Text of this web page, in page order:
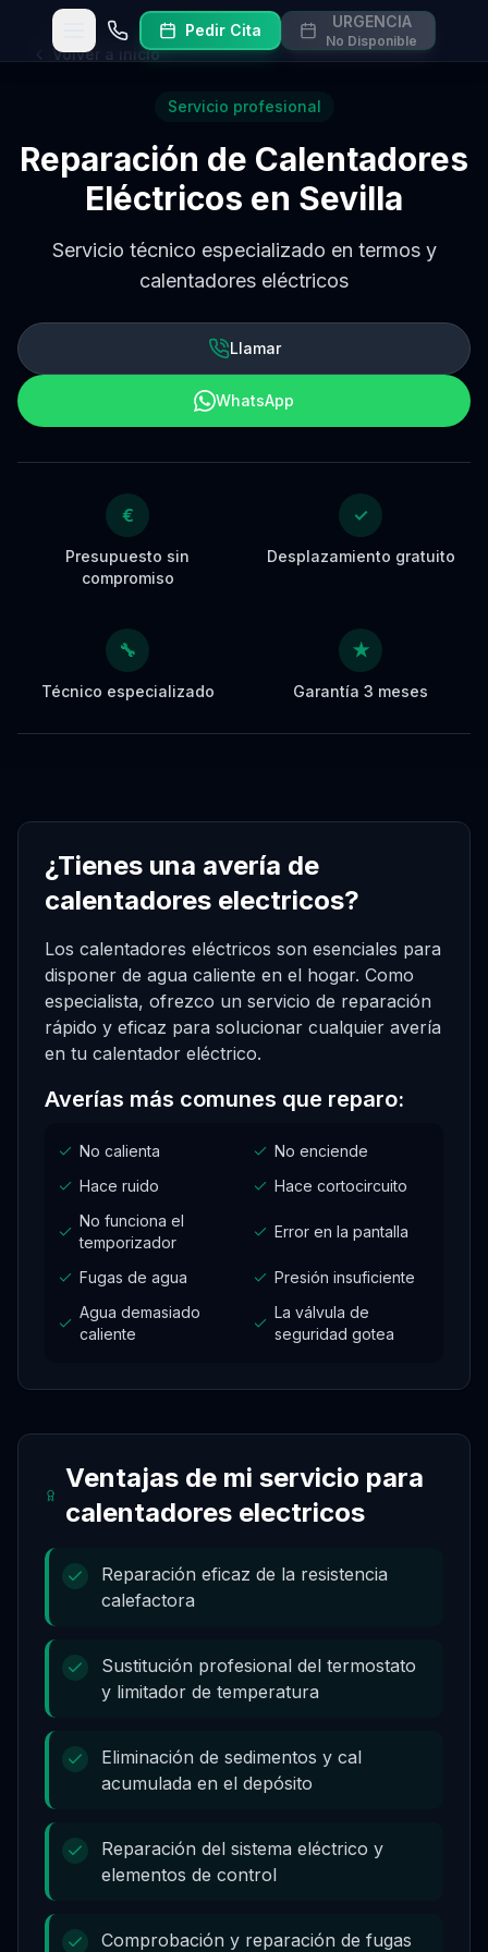
Abrir menú
Llamar Pedir Cita URGENCIA
No Disponible
Volver a inicio
Servicio profesional
Reparación de Calentadores
Eléctricos en Sevilla
Servicio técnico especializado en termos y
calentadores eléctricos
Llamar
WhatsApp
€
Presupuesto sin
compromiso
✓
Desplazamiento gratuito
🔧
Técnico especializado
★
Garantía 3 meses
¿Tienes una avería de
calentadores electricos?
Los calentadores eléctricos son esenciales para
disponer de agua caliente en el hogar. Como
especialista, ofrezco un servicio de reparación
rápido y eficaz para solucionar cualquier avería
en tu calentador eléctrico.
Averías más comunes que reparo:
No calienta
No enciende
Hace ruido
Hace cortocircuito
No funciona el
temporizador
Error en la pantalla
Fugas de agua
Presión insuficiente
Agua demasiado
caliente
La válvula de
seguridad gotea
Ventajas de mi servicio para
calentadores electricos
Reparación eficaz de la resistencia
calefactora
Sustitución profesional del termostato
y limitador de temperatura
Eliminación de sedimentos y cal
acumulada en el depósito
Reparación del sistema eléctrico y
elementos de control
Comprobación y reparación de fugas